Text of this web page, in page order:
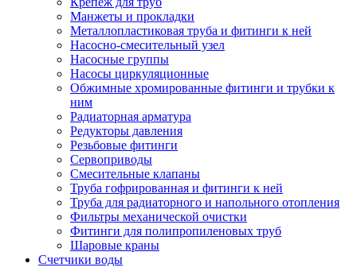
Манжеты и прокладки
Металлопластиковая труба и фитинги к ней
Насосно-смесительный узел
Насосные группы
Насосы циркуляционные
Обжимные хромированные фитинги и трубки к
ним
Радиаторная арматура
Редукторы давления
Резьбовые фитинги
Сервоприводы
Смесительные клапаны
Труба гофрированная и фитинги к ней
Труба для радиаторного и напольного отопления
Фильтры механической очистки
Фитинги для полипропиленовых труб
Шаровые краны
Счетчики воды